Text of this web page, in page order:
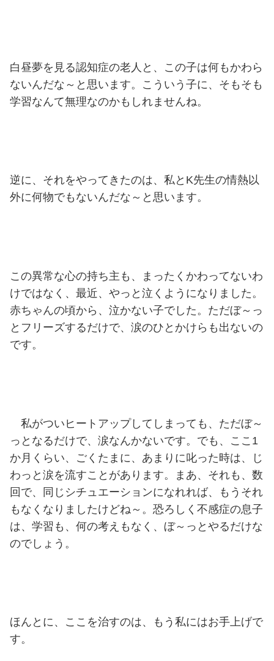
白昼夢を見る認知症の老人と、この子は何もかわら
ないんだな～と思います。こういう子に、そもそも
学習なんて無理なのかもしれませんね。
逆に、それをやってきたのは、私とK先生の情熱以
外に何物でもないんだな～と思います。
この異常な心の持ち主も、まったくかわってないわ
けではなく、最近、やっと泣くようになりました。
赤ちゃんの頃から、泣かない子でした。ただぼ～っ
とフリーズするだけで、涙のひとかけらも出ないの
です。
私がついヒートアップしてしまっても、ただぼ～
っとなるだけで、涙なんかないです。でも、ここ1
か月くらい、ごくたまに、あまりに叱った時は、じ
わっと涙を流すことがあります。まあ、それも、数
回で、同じシチュエーションになれれば、もうそれ
もなくなりましたけどね～。恐ろしく不感症の息子
は、学習も、何の考えもなく、ぼ～っとやるだけな
のでしょう。
ほんとに、ここを治すのは、もう私にはお手上げで
す。